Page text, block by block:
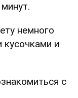
немного
и
с